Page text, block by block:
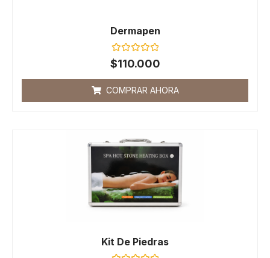
Dermapen
Valorado
con
de
5
$110.000
COMPRAR AHORA
Kit De Piedras